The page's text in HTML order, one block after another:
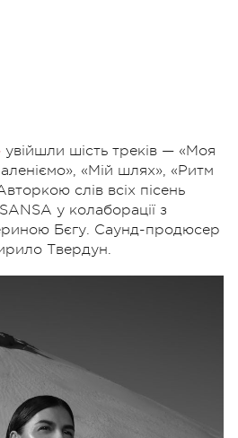
увійшли шість треків — «Моя
«Мій шлях», «Ритм
слів всіх пісень
у колаборації з
Бєгу. Саунд-продюсер
Твердун.